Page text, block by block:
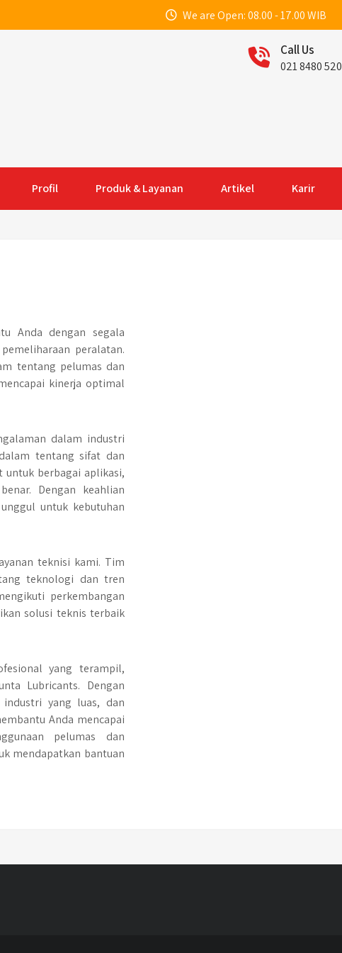
We are Open: 08.00 - 17.00 WIB
Call Us
021 8480 520
Profil Produk & Layanan Artikel Karir
Anda dengan segala
peralatan.
tentang pelumas dan
kinerja optimal
dalam industri
tentang sifat dan
berbagai aplikasi,
Dengan keahlian
untuk kebutuhan
teknisi kami. Tim
teknologi dan tren
perkembangan
solusi teknis terbaik
yang terampil,
Lubricants. Dengan
industri yang luas, dan
Anda mencapai
pelumas dan
mendapatkan bantuan